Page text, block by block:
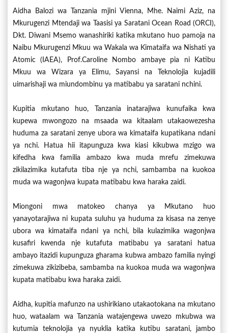
Aidha Balozi wa Tanzania mjini Vienna, Mhe. Naimi Aziz, na
Mkurugenzi Mtendaji wa Taasisi ya Saratani Ocean Road (ORCI),
Dkt. Diwani Msemo wanashiriki katika mkutano huo pamoja na
Naibu Mkurugenzi Mkuu wa Wakala wa Kimataifa wa Nishati ya
Atomic (IAEA), Prof.Caroline Nombo ambaye pia ni Katibu
Mkuu wa Wizara ya Elimu, Sayansi na Teknolojia kujadili
uimarishaji wa miundombinu ya matibabu ya saratani nchini.
Kupitia mkutano huo, Tanzania inatarajiwa kunufaika kwa
kupewa mwongozo na msaada wa kitaalam utakaowezesha
huduma za saratani zenye ubora wa kimataifa kupatikana ndani
ya nchi. Hatua hii itapunguza kwa kiasi kikubwa mzigo wa
kifedha kwa familia ambazo kwa muda mrefu zimekuwa
zikilazimika kutafuta tiba nje ya nchi, sambamba na kuokoa
muda wa wagonjwa kupata matibabu kwa haraka zaidi.
Miongoni mwa matokeo chanya ya Mkutano huo
yanayotarajiwa ni kupata suluhu ya huduma za kisasa na zenye
ubora wa kimataifa ndani ya nchi, bila kulazimika wagonjwa
kusafiri kwenda nje kutafuta matibabu ya saratani hatua
ambayo itazidi kupunguza gharama kubwa ambazo familia nyingi
zimekuwa zikizibeba, sambamba na kuokoa muda wa wagonjwa
kupata matibabu kwa haraka zaidi.
Aidha, kupitia mafunzo na ushirikiano utakaotokana na mkutano
huo, wataalam wa Tanzania watajengewa uwezo mkubwa wa
kutumia teknolojia ya nyuklia katika kutibu saratani, jambo